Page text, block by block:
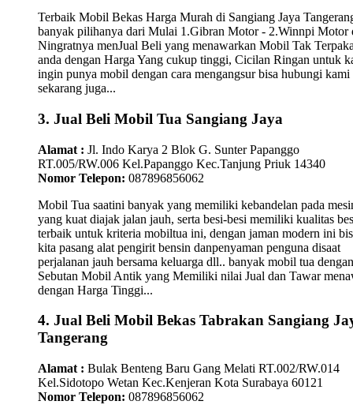
Terbaik Mobil Bekas Harga Murah di Sangiang Jaya
banyak pilihanya dari Mulai 1.Gibran Motor - 2.Winnpi Motor
Ningratnya menJual Beli yang menawarkan Mobil Tak
anda dengan Harga Yang cukup tinggi, Cicilan Ringan untuk
ingin punya mobil dengan cara mengangsur bisa hubungi kami
sekarang juga...
3. Jual Beli Mobil Tua Sangiang Jaya
Alamat : Jl. Indo Karya 2 Blok G. Sunter Papanggo
RT.005/RW.006 Kel.Papanggo Kec.Tanjung Priuk 14340
Nomor Telepon: 087896856062
Mobil Tua saatini banyak yang memiliki kebandelan pada
yang kuat diajak jalan jauh, serta besi-besi memiliki kualitas
terbaik untuk kriteria mobiltua ini, dengan jaman modern ini
kita pasang alat pengirit bensin danpenyaman penguna disaat
perjalanan jauh bersama keluarga dll.. banyak mobil tua dengan
Sebutan Mobil Antik yang Memiliki nilai Jual dan Tawar
dengan Harga Tinggi...
4. Jual Beli Mobil Bekas Tabrakan Sangiang
Tangerang
Alamat : Bulak Benteng Baru Gang Melati RT.002/RW.014
Kel.Sidotopo Wetan Kec.Kenjeran Kota Surabaya 60121
Nomor Telepon: 087896856062